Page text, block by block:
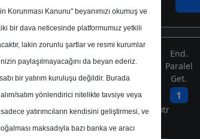
Potansiyeli
Sayısı
8
3 2
End.
Paralel
Get.
1
Nötr
Korunması Kanunu" beyanımızı okumuş ve
bir dava neticesinde platformumuz yetkili
lakin zorunlu şartlar ve resmi kurumlar
paylaşılmayacağını da beyan ederiz.
bir yatırım kuruluşu değildir. Burada
satım yönlendirici nitelikte tavsiye veya
yatırımcıların kendisini geliştirmesi, ve
maksadıyla bazı banka ve aracı